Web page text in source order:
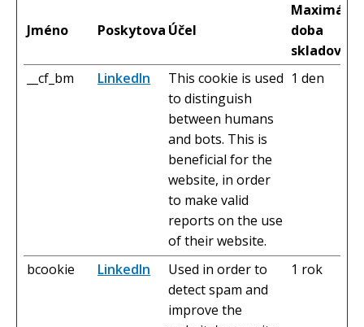
Jméno Poskytovatel
Účel
Maximální
doba
skladování
__cf_bm
LinkedIn
This cookie is used
to distinguish
between humans
and bots. This is
beneficial for the
website, in order
to make valid
reports on the use
of their website.
1 den
bcookie LinkedIn
Used in order to
detect spam and
improve the
1 rok